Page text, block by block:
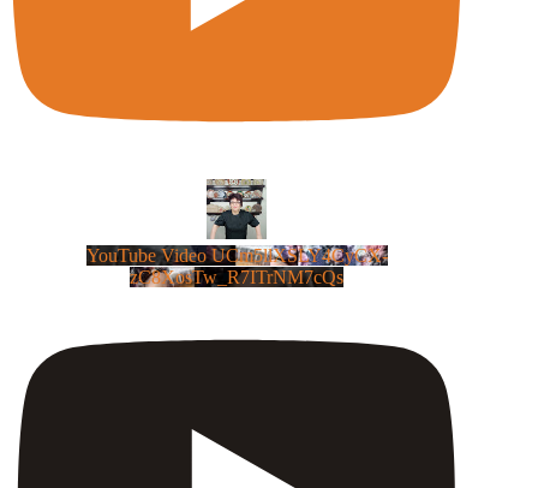
YouTube Video UCm5llXSLY4CyCX-
zC8XosTw_R7ITrNM7cQs